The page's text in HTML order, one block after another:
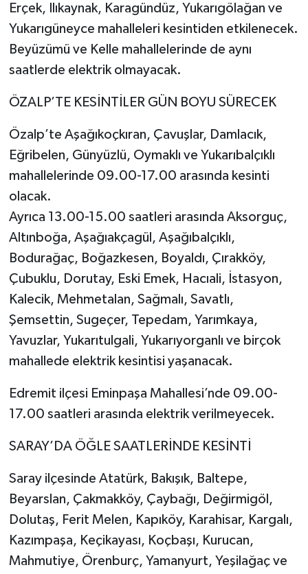
Erçek, Ilıkaynak, Karagündüz, Yukarıgölağan ve
Yukarıgüneyce mahalleleri kesintiden etkilenecek.
Beyüzümü ve Kelle mahallelerinde de aynı
saatlerde elektrik olmayacak.
ÖZALP’TE KESİNTİLER GÜN BOYU SÜRECEK
Özalp’te Aşağıkoçkıran, Çavuşlar, Damlacık,
Eğribelen, Günyüzlü, Oymaklı ve Yukarıbalçıklı
mahallelerinde 09.00-17.00 arasında kesinti
olacak.
Ayrıca 13.00-15.00 saatleri arasında Aksorguç,
Altınboğa, Aşağıakçagül, Aşağıbalçıklı,
Bodurağaç, Boğazkesen, Boyaldı, Çırakköy,
Çubuklu, Dorutay, Eski Emek, Hacıali, İstasyon,
Kalecik, Mehmetalan, Sağmalı, Savatlı,
Şemsettin, Sugeçer, Tepedam, Yarımkaya,
Yavuzlar, Yukarıtulgali, Yukarıyorganlı ve birçok
mahallede elektrik kesintisi yaşanacak.
Edremit ilçesi Eminpaşa Mahallesi’nde 09.00-
17.00 saatleri arasında elektrik verilmeyecek.
SARAY’DA ÖĞLE SAATLERİNDE KESİNTİ
Saray ilçesinde Atatürk, Bakışık, Baltepe,
Beyarslan, Çakmakköy, Çaybağı, Değirmigöl,
Dolutaş, Ferit Melen, Kapıköy, Karahisar, Kargalı,
Kazımpaşa, Keçikayası, Koçbaşı, Kurucan,
Mahmutiye, Örenburç, Yamanyurt, Yeşilağaç ve